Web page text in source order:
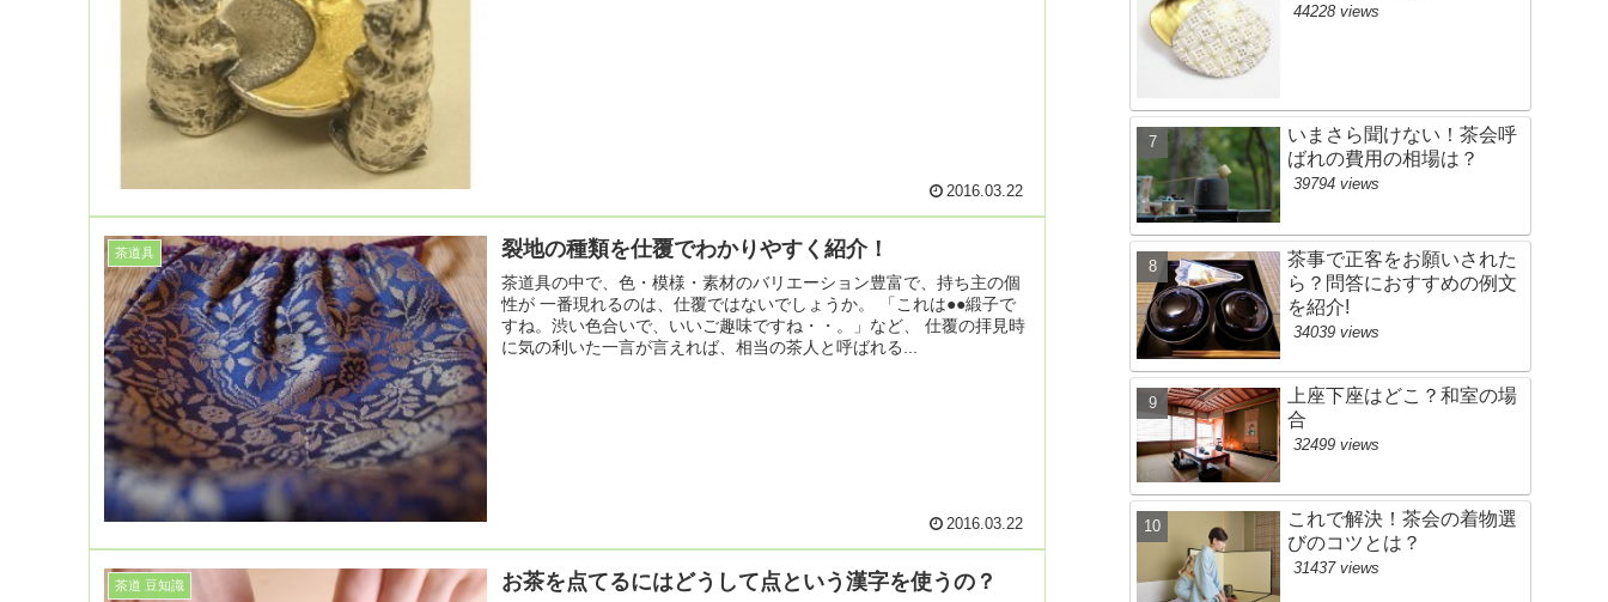
2016.03.22
茶道具 裂地の種類を仕覆でわかりやすく紹介！
茶道具の中で、色・模様・素材のバリエーション豊富で、持ち主の個
性が 一番現れるのは、仕覆ではないでしょうか。 「これは●●緞子で
すね。渋い色合いで、いいご趣味ですね・・。」など、 仕覆の拝見時
に気の利いた一言が言えれば、相当の茶人と呼ばれる...
2016.03.22
茶道 豆知識 お茶を点てるにはどうして点という漢字を使うの？
44228 views
いまさら聞けない！茶会呼
ばれの費用の相場は？
39794 views
茶事で正客をお願いされた
ら？問答におすすめの例文
を紹介!
34039 views
上座下座はどこ？和室の場
合
32499 views
これで解決！茶会の着物選
びのコツとは？
31437 views